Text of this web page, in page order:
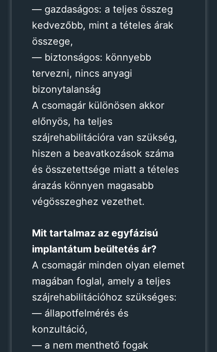
— gazdaságos: a teljes összeg
kedvezőbb, mint a tételes árak
összege,
— biztonságos: könnyebb
tervezni, nincs anyagi
bizonytalanság
A csomagár különösen akkor
előnyös, ha teljes
szájrehabilitációra van szükség,
hiszen a beavatkozások száma
és összetettsége miatt a tételes
árazás könnyen magasabb
végösszeghez vezethet.
Mit tartalmaz az egyfázisú
implantátum beültetés ár?
A csomagár minden olyan elemet
magában foglal, amely a teljes
szájrehabilitációhoz szükséges:
— állapotfelmérés és
konzultáció,
— a nem menthető fogak